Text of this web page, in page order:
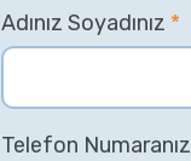
Adınız Soyadınız *
Telefon Numaranız